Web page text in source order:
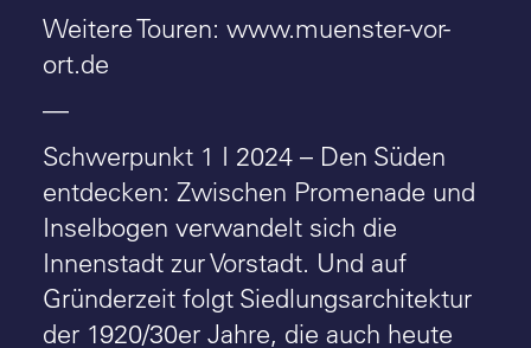
Weitere Touren: www.muenster-vor-
ort.de
—
Schwerpunkt 1 I 2024 – Den Süden
entdecken: Zwischen Promenade und
Inselbogen verwandelt sich die
Innenstadt zur Vorstadt. Und auf
Gründerzeit folgt Siedlungsarchitektur
der 1920/30er Jahre, die auch heute